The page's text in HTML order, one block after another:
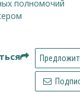
полномочий